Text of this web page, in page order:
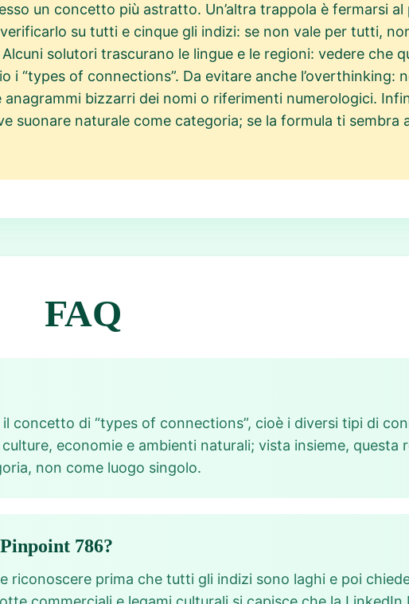
un concetto più astratto. Un’altra trappola è fermarsi al
su tutti e cinque gli indizi: se non vale per tutti,
solutori trascurano le lingue e le regioni: vedere che
i “types of connections”. Da evitare anche l’overthinking:
bizzarri dei nomi o riferimenti numerologici.
suonare naturale come categoria; se la formula ti sembra
FAQ
concetto di “types of connections”, cioè i diversi tipi di
economie e ambienti naturali; vista insieme, questa
non come luogo singolo.
786?
riconoscere prima che tutti gli indizi sono laghi e poi